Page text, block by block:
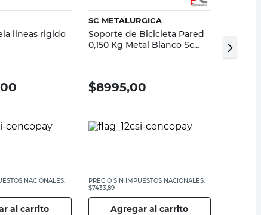
lineas rigido
NACIONALES:
al carrito
SC METALURGICA
Soporte de Bicicleta Pared
0,150 Kg Metal Blanco Sc
$8995,00
PRECIO SIN IMPUESTOS NACIONALES:
$7433,89
Agregar al carrito